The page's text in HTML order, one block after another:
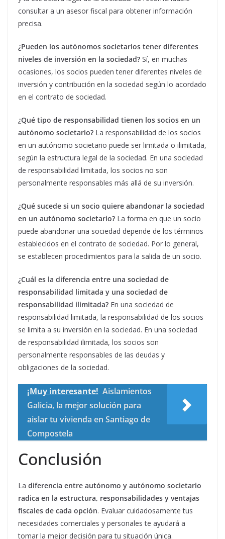
consultar a un asesor fiscal para obtener información
precisa.
¿Pueden los autónomos societarios tener diferentes
niveles de inversión en la sociedad? Sí, en muchas
ocasiones, los socios pueden tener diferentes niveles de
inversión y contribución en la sociedad según lo acordado
en el contrato de sociedad.
¿Qué tipo de responsabilidad tienen los socios en un
autónomo societario? La responsabilidad de los socios
en un autónomo societario puede ser limitada o ilimitada,
según la estructura legal de la sociedad. En una sociedad
de responsabilidad limitada, los socios no son
personalmente responsables más allá de su inversión.
¿Qué sucede si un socio quiere abandonar la sociedad
en un autónomo societario? La forma en que un socio
puede abandonar una sociedad depende de los términos
establecidos en el contrato de sociedad. Por lo general,
se establecen procedimientos para la salida de un socio.
¿Cuál es la diferencia entre una sociedad de
responsabilidad limitada y una sociedad de
responsabilidad ilimitada? En una sociedad de
responsabilidad limitada, la responsabilidad de los socios
se limita a su inversión en la sociedad. En una sociedad
de responsabilidad ilimitada, los socios son
personalmente responsables de las deudas y
obligaciones de la sociedad.
¡Muy interesante! Aislamientos
Galicia, la mejor solución para
aislar tu vivienda en Santiago de
Compostela
Conclusión
La diferencia entre autónomo y autónomo societario
radica en la estructura, responsabilidades y ventajas
fiscales de cada opción. Evaluar cuidadosamente tus
necesidades comerciales y personales te ayudará a
tomar la mejor decisión para tu situación única.